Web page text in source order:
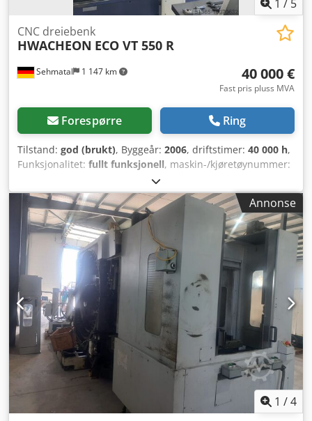
1 / 5
Sehmatal 1 147 km
CNC dreiebenk
HWACHEON ECO VT 550 R
40 000 €
Fast pris pluss MVA
Forespørre Ring
Tilstand: god (brukt), Byggeår: 2006, driftstimer: 40 000 h,
Funksjonalitet: fullt funksjonell, maskin-/kjøretøynummer:
, spindelhastighet (maks.):
spindelhastighet (min.):15 o/min, spindelmotoreffekt:
22 000 W, Vertikal dreiebenk med revolverhode og CNC
Styring: FANUC Series 18i-TB Dsdpetmq Ukjfx Amhekr
Antall revolverhoder: 1 Antall verktøyplasser: 12
Spontransportør: 3508734 Borholder: diameter 50 mm
Maskinen er fortsatt tilkoblet strøm.
Annonse
1 /4